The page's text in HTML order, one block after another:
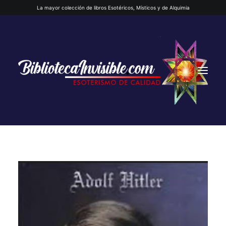
La mayor colección de libros Esotéricos, Místicos y de Alquimia